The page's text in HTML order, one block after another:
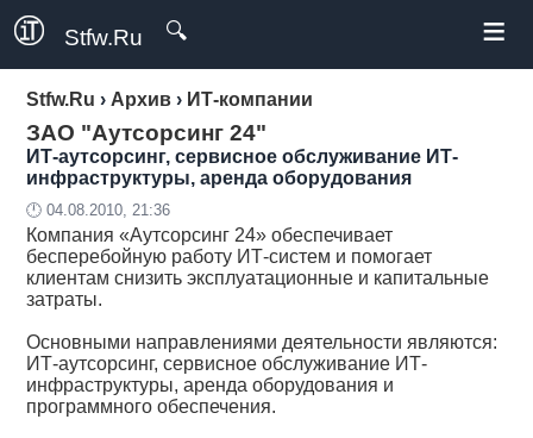
Stfw.Ru 🔍 ≡
Stfw.Ru › Архив › ИТ-компании
ЗАО "Аутсорсинг 24"
ИТ-аутсорсинг, сервисное обслуживание ИТ-
инфраструктуры, аренда оборудования
🕛 04.08.2010, 21:36
Компания«Аутсорсинг 24» обеспечивает
бесперебойную работу ИТ-систем и помогает
клиентам снизить эксплуатационные и капитальные
затраты.
Основными направлениями деятельности являются:
ИТ-аутсорсинг, сервисное обслуживание ИТ-
инфраструктуры, аренда оборудования и
программного обеспечения.